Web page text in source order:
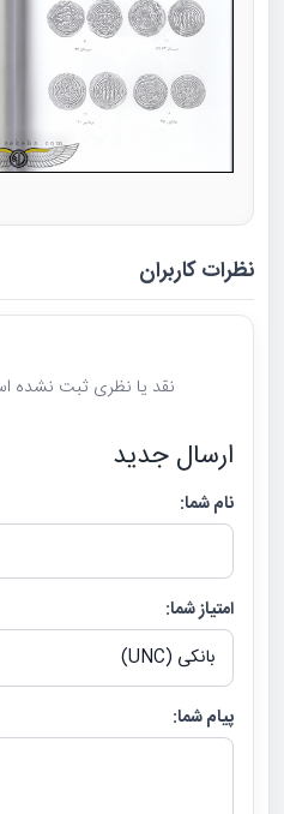
نظرات کاربران
نقد یا نظری ثبت نشده
ارسال جدید
نام شما:
امتیاز شما:
پیام شما: